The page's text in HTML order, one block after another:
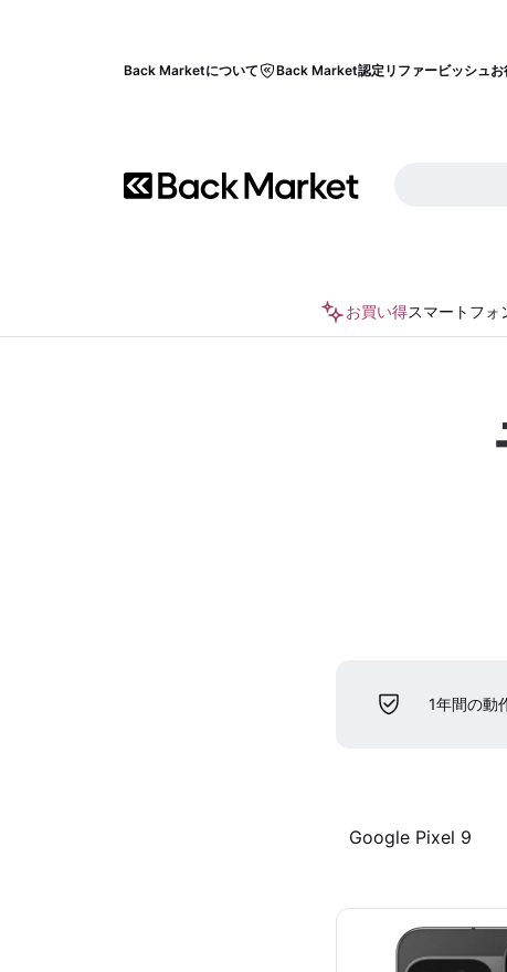
Back Marketについて Back Market認定リファービッシュお
お買い得スマートフォ
1年間の動
Google Pixel 9